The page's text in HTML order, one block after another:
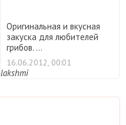
Оригинальная и вкусная
закуска для любителей
грибов. ...
16.06.2012, 00:01
lakshmi